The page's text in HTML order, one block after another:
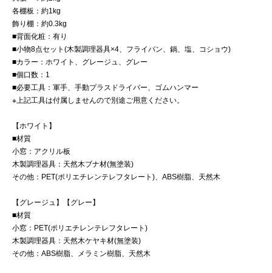
各棚板：約1kg
飾り棚：約0.3kg
■背面化粧：有り
■小物8点セット(木製調理器具×4、フライパン、鍋、塩、コショウ)
■カラー：ホワイト、グレージュ、グレー
■個口数：1
■必要工具：軍手、手動プラスドライバー、ゴムハンマー
※上記工具は付属しませんので別途ご用意ください。
【ホワイト】
■材質
小窓：アクリル板
木製調理器具：天然木ブナ材(無塗装)
その他：PET(ポリエチレンテレフタレート)、ABS樹脂、天然木
【グレージュ】【グレー】
■材質
小窓：PET(ポリエチレンテレフタレート)
木製調理器具：天然木ケヤキ材(無塗装)
その他：ABS樹脂、メラミン樹脂、天然木